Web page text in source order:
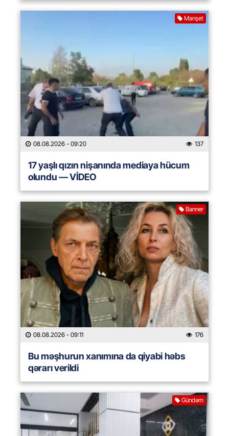
Manşet
08.08.2026 - 09:20 137
17 yaşlı qızın nişanında mediaya hücum
olundu — VİDEO
Banner
08.08.2026 - 09:11 176
Bu məşhurun xanımına da qiyabi həbs
qərarı verildi
Gündəm